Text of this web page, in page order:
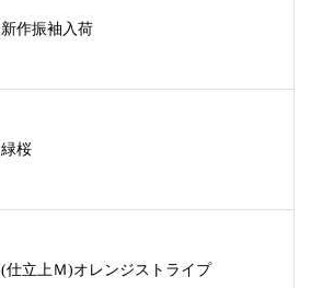
新作振袖入荷
緑桜
(仕立上Ｍ)オレンジストライプ